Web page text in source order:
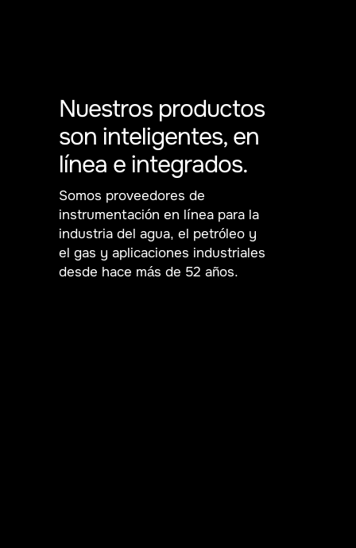
Nuestros productos
son inteligentes, en
línea e integrados.
Somos proveedores de
instrumentación en línea para la
industria del agua, el petróleo y
el gas y aplicaciones industriales
desde hace más de 52 años.